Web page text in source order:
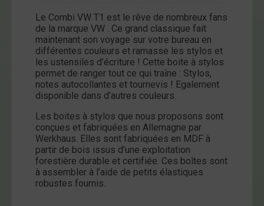
-
VW
T1
-
Double
Cabine
Le Combi VW T1 est le rêve de nombreux fans
de la marque VW . Ce grand classique fait
maintenant son voyage sur votre bureau en
différentes couleurs et ramasse les stylos et
les ustensiles d’écriture ! Cette boite à stylos
permet de ranger tout ce qui traîne : Stylos,
notes autocollantes et tournevis ! Egalement
disponible dans d’autres couleurs.
Les boites à stylos que nous proposons sont
conçues et fabriquées en Allemagne par
Werkhaus. Elles sont fabriquées en MDF à
partir de bois issus d’une exploitation
forestière durable et certifiée. Ces boîtes sont
à assembler à l’aide de petits élastiques
robustes fournis.